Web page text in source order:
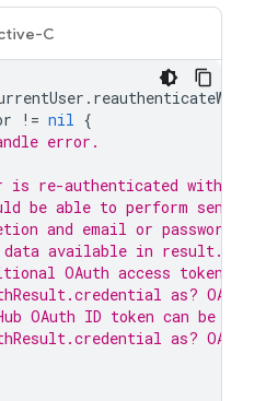
C
.
!= nil {
error.
is re-authenticated with
be able to perform
and email or password
available in
OAuth access token is
as?
OAuth ID token can be
as?